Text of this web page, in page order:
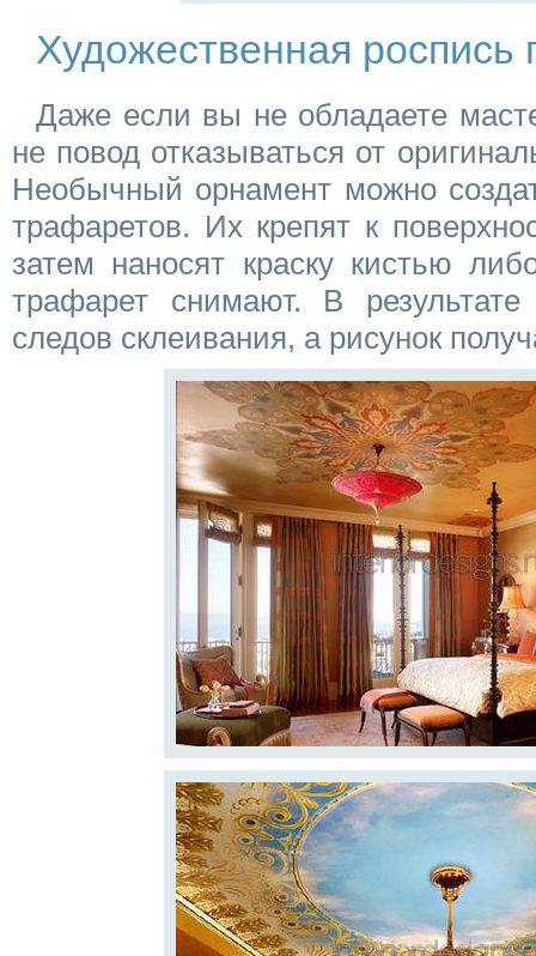
Художественная роспись
Даже если вы не обладаете
не повод отказываться от
Необычный орнамент можно
трафаретов. Их крепят к
затем наносят краску кистью
трафарет снимают. В
следов склеивания, а рисунок